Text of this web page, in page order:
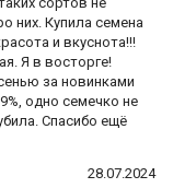
них. Купила семена
и вкуснота!!!
Я в восторге!
за новинками
одно семечко не
Спасибо ещё
28.07.2024